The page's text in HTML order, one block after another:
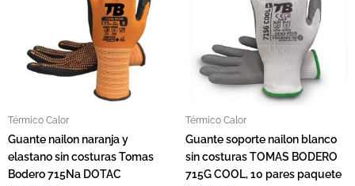
Térmico Calor
Guante nailon naranja y
elastano sin costuras Tomas
Bodero 715Na DOTAC
Térmico Calor
Guante soporte nailon blanco
sin costuras TOMAS BODERO
715G COOL, 10 pares paquete